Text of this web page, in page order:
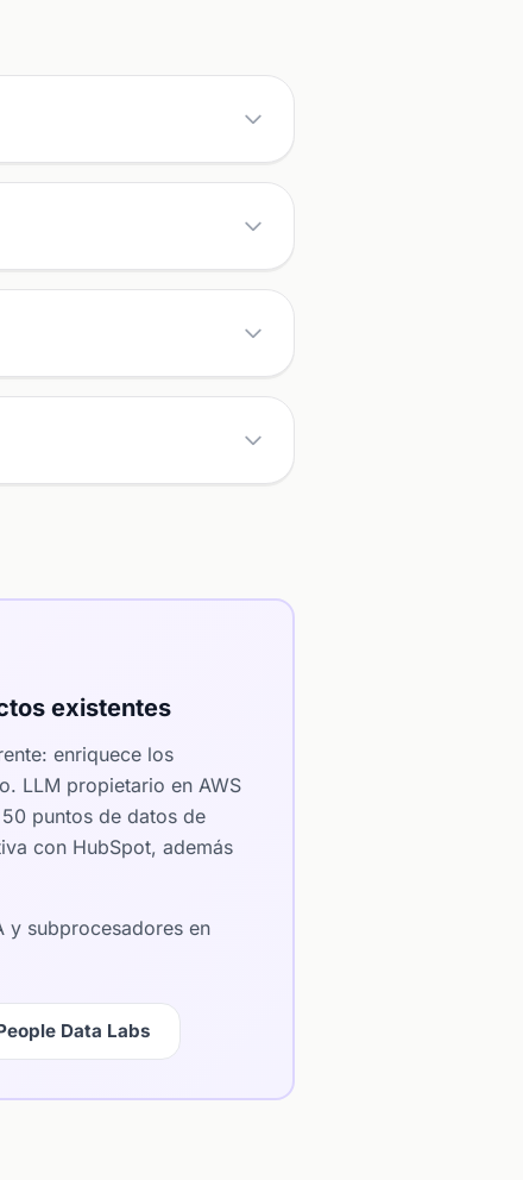
existentes
enriquece los
LLM propietario en AWS
puntos de datos de
con HubSpot, además
y subprocesadores en
Data Labs